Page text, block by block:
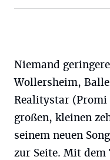
Niemand
Wollersheim,
Realitystar
großen, kleinen
seinem neuen
zur Seite. Mit